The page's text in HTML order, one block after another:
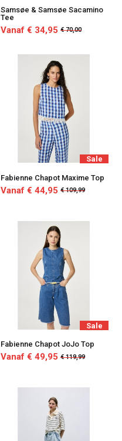
Samsøe & Samsøe Sacamino
Tee
Vanaf € 34,95 € 70,00
Sale
Fabienne Chapot Maxime Top
Vanaf € 44,95 € 109,99
Sale
Fabienne Chapot JoJo Top
Vanaf € 49,95 € 119,99